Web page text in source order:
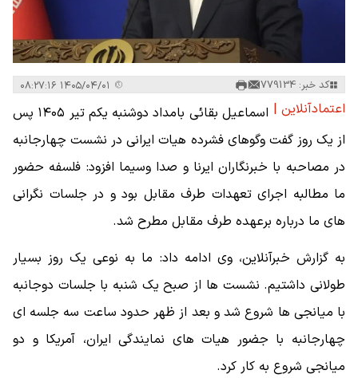
کد خبر: 779134
اعتمادآنلاین |
اسماعیل بقائی بامداد دوشنبه یکم تیر ۱۴۰۵ پس
از یک روز گفت وگوهای فشرده هیات ایرانی در نشست چهارجانبه
در مصاحبه با خبرنگاران ایرنا و صدا وسیما افزود: فلسفه حضور
ما مطالبه اجرای تعهدات طرف مقابل بود و در جلسات نگرانی
های ما درباره برعهده طرف مقابل مطرح شد.
به گزارش خبرآنلاین، وی ادامه داد: ما به نوعی یک روز بسیار
طولانی داشتیم. نشست ها از صبح یک شنبه با جلسات دوجانبه
با میانجی ها شروع شد و بعد از ظهر حدود ساعت سه جلسه ای
چهارجانبه با جضور هیات های نمایندگی ایران، آمریکا و دو
میانجی شروع به کار کرد.